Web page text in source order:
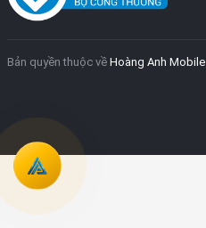
Bản quyền thuộc về Hoàng Anh Mobile